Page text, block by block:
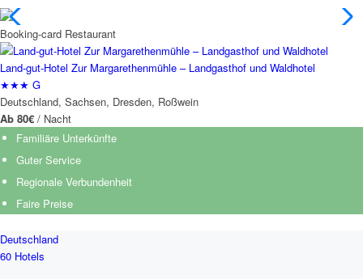
Booking-card Restaurant
Land-gut-Hotel Zur Margarethenmühle – Landgasthof und Waldhotel
★★★ G
Deutschland, Sachsen, Dresden, Roßwein
Ab 80€ / Nacht
Familiäre Unterkünfte
Guter Service
Regionale Verbundenheit
Faire Preise
Deutschland
60 Hotels